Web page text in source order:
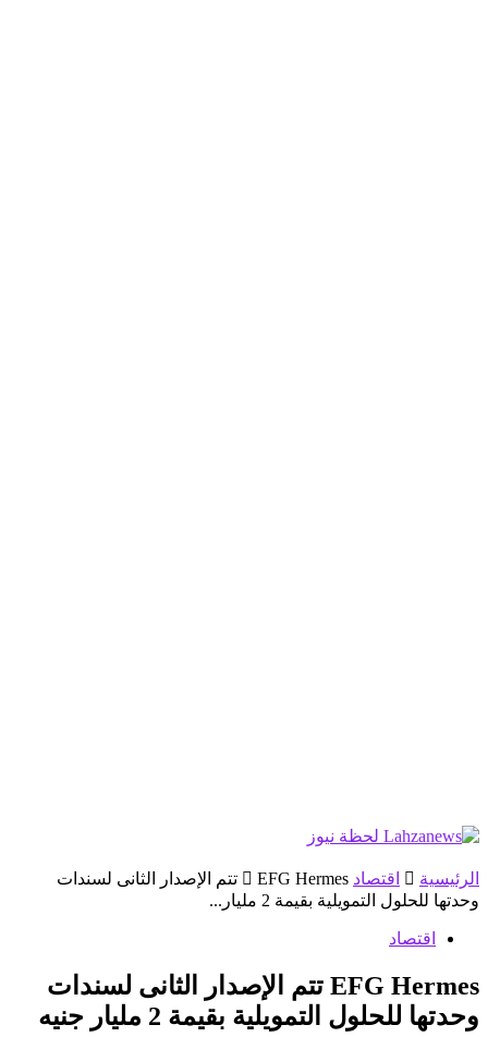
الرئيسية اقتصاد
EFG Hermes تتم الإصدار الثانى لسندات
وحدتها للحلول التمويلية بقيمة 2 مليار...
اقتصاد
EFG Hermes تتم الإصدار الثانى لسندات
وحدتها للحلول التمويلية بقيمة 2 مليار جنيه